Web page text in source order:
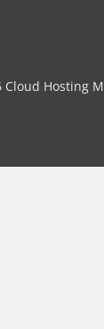
Hosting